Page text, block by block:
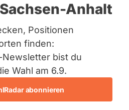
Anhalt
Positionen
finden:
bist du
Wahl am 6.9.
abonnieren
Burgdorf
FDP
aktuelles und kein zukünftiges
auf Landes-, Bundes-
Kandidaturen über eine
bei uns nicht erfasst.